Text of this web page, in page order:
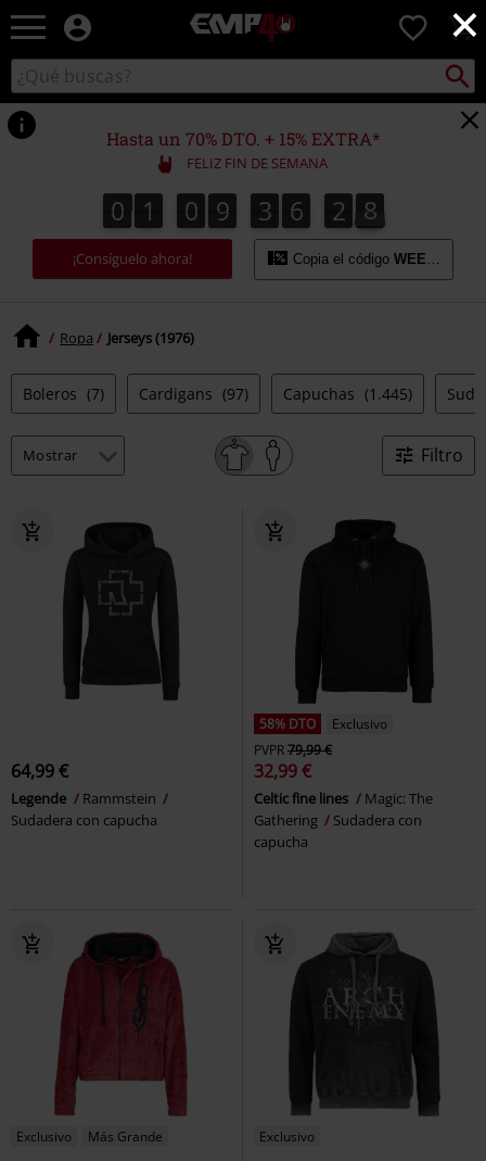
×
EMP
Música,
TV
&
Gaming
Merch
Ropa
Alternativa
0
Buscar
en
el
catálogo
Buscar
Hasta un 70% DTO. + 15% EXTRA*
FELIZ FIN DE SEMANA
0
0 1
1 0
0 9
9 3
3 6
6 2
3
2 6
7
6
8
7
¡Consíguelo ahora! Copia el código WEEKEND
Ropa Jerseys (1976)
Boleros (7) Cardigans (97) Capuchas (1.445)
Filtro
64,99 €
Legende
Rammstein
Sudadera con capucha
58% DTO
Exclusivo
PVPR79,99 €
32,99 €
Celtic fine lines
Magic: The
Gathering
Sudadera con
capucha
Exclusivo Más Grande Exclusivo